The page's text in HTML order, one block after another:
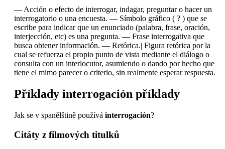
— Acción o efecto de interrogar, indagar, preguntar o hacer un
interrogatorio o una encuesta. — Símbolo gráfico ( ? ) que se
escribe para indicar que un enunciado (palabra, frase, oración,
interjección, etc) es una pregunta. — Frase interrogativa que
busca obtener información. — Retórica.| Figura retórica por la
cual se refuerza el propio punto de vista mediante el diálogo o
consulta con un interlocutor, asumiendo o dando por hecho que
tiene el mimo parecer o criterio, sin realmente esperar respuesta.
Příklady interrogación příklady
Jak se v spanělštině používá interrogación?
Citáty z filmových titulků